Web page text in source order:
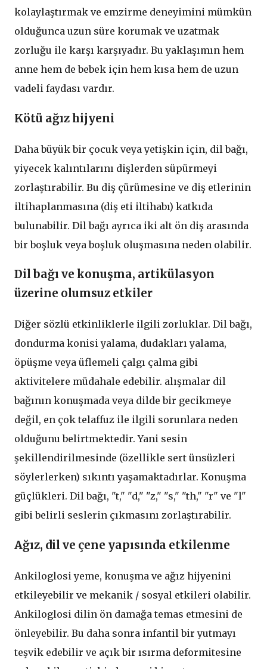
kolaylaştırmak ve emzirme deneyimini mümkün
olduğunca uzun süre korumak ve uzatmak
zorluğu ile karşı karşıyadır. Bu yaklaşımın hem
anne hem de bebek için hem kısa hem de uzun
vadeli faydası vardır.
Kötü ağız hijyeni
Daha büyük bir çocuk veya yetişkin için, dil bağı,
yiyecek kalıntılarını dişlerden süpürmeyi
zorlaştırabilir. Bu diş çürümesine ve diş etlerinin
iltihaplanmasına (diş eti iltihabı) katkıda
bulunabilir. Dil bağı ayrıca iki alt ön diş arasında
bir boşluk veya boşluk oluşmasına neden olabilir.
Dil bağı ve konuşma, artikülasyon
üzerine olumsuz etkiler
Diğer sözlü etkinliklerle ilgili zorluklar. Dil bağı,
dondurma konisi yalama, dudakları yalama,
öpüşme veya üflemeli çalgı çalma gibi
aktivitelere müdahale edebilir. alışmalar dil
bağının konuşmada veya dilde bir gecikmeye
değil, en çok telaffuz ile ilgili sorunlara neden
olduğunu belirtmektedir. Yani sesin
şekillendirilmesinde (özellikle sert ünsüzleri
söylerlerken) sıkıntı yaşamaktadırlar. Konuşma
güçlükleri. Dil bağı, "t," "d," "z," "s," "th," "r" ve "l"
gibi belirli seslerin çıkmasını zorlaştırabilir.
Ağız, dil ve çene yapısında etkilenme
Ankiloglosi yeme, konuşma ve ağız hijyenini
etkileyebilir ve mekanik / sosyal etkileri olabilir.
Ankiloglosi dilin ön damağa temas etmesini de
önleyebilir. Bu daha sonra infantil bir yutmayı
teşvik edebilir ve açık bir ısırma deformitesine